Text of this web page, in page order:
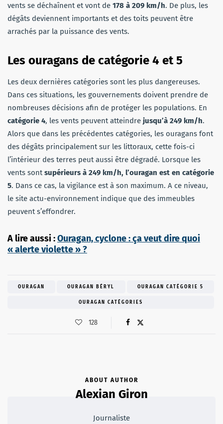
vents se déchaînent et vont de 178 à 209 km/h. De plus, les
dégâts deviennent importants et des toits peuvent être
arrachés par la puissance des vents.
Les ouragans de catégorie 4 et 5
Les deux dernières catégories sont les plus dangereuses.
Dans ces situations, les gouvernements doivent prendre de
nombreuses décisions afin de protéger les populations. En
catégorie 4, les vents peuvent atteindre jusqu’à 249 km/h.
Alors que dans les précédentes catégories, les ouragans font
des dégâts principalement sur les littoraux, cette fois-ci
l’intérieur des terres peut aussi être dégradé. Lorsque les
vents sontsupérieurs à 249 km/h, l’ouragan est en catégorie
5. Dans ce cas, la vigilance est à son maximum. A ce niveau,
le site actu-environnement indique que des immeubles
peuvent s’effondrer.
A lire aussi :Ouragan, cyclone : ça veut dire quoi
« alerte violette » ?
OURAGAN OURAGAN BÉRYL OURAGAN CATÉGORIE 5
OURAGAN CATÉGORIES
128
ABOUT AUTHOR
Alexian Giron
Journaliste